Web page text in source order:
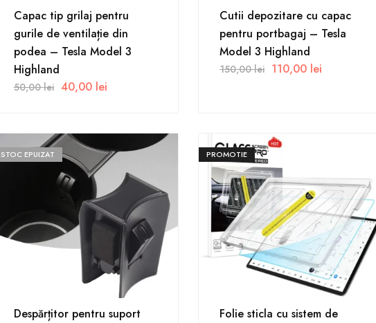
Capac tip grilaj pentru
gurile de ventilație din
podea – Tesla Model 3
Highland
50,00lei 40,00 lei
Cutii depozitare cu capac
pentru portbagaj – Tesla
Model 3 Highland
150,00lei 110,00 lei
STOC EPUIZAT
Despărțitor pentru suport
PROMOTIE
Folie sticla cu sistem de